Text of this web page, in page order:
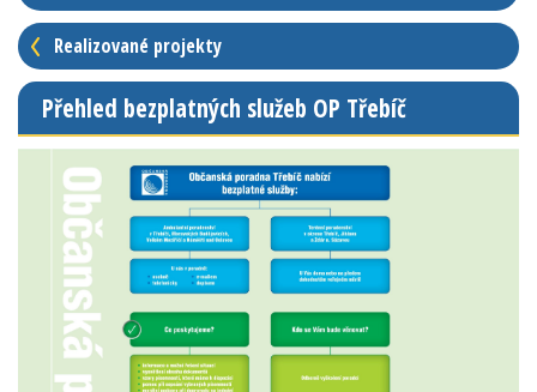
Realizované projekty
Přehled bezplatných služeb OP Třebíč